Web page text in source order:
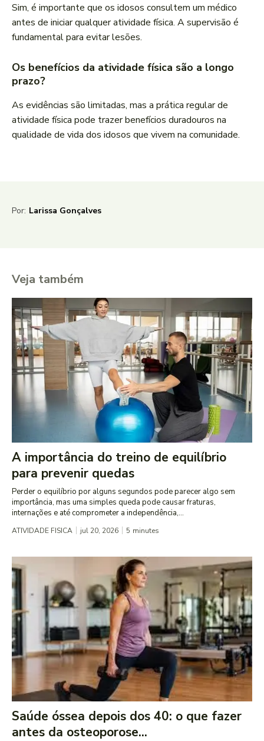
Sim, é importante que os idosos consultem um médico
antes de iniciar qualquer atividade física. A supervisão é
fundamental para evitar lesões.
Os benefícios da atividade física são a longo
prazo?
As evidências são limitadas, mas a prática regular de
atividade física pode trazer benefícios duradouros na
qualidade de vida dos idosos que vivem na comunidade.
Por: Larissa Gonçalves
Veja também
A importância do treino de equilíbrio
para prevenir quedas
Perder o equilíbrio por alguns segundos pode parecer algo sem
importância, mas uma simples queda pode causar fraturas,
internações e até comprometer a independência,...
ATIVIDADE FISICA jul 20, 2026 5 minutes
Saúde óssea depois dos 40: o que fazer
antes da osteoporose...